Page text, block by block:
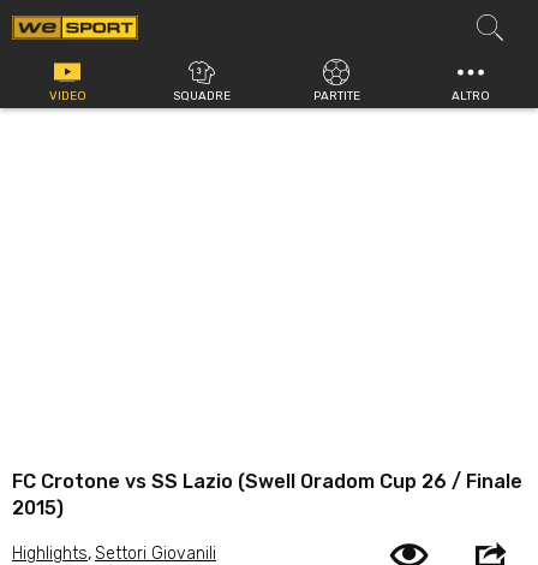
Vai
al
contenuto
VIDEO SQUADRE PARTITE ALTRO
FC Crotone vs SS Lazio (Swell Oradom Cup 26 / Finale
2015)
Highlights,Settori Giovanili